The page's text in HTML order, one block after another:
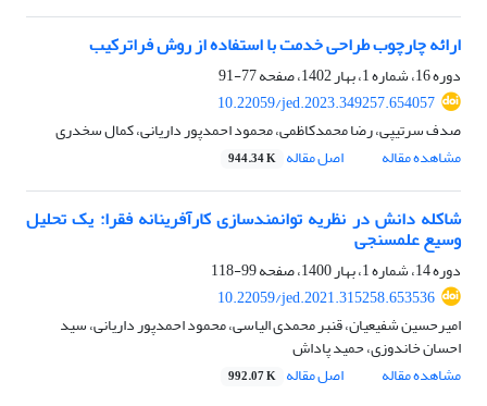
ارائه چارچوب طراحی خدمت با استفاده از روش فراترکیب
دوره 16، شماره 1، بهار 1402، صفحه
77-91
10.22059/jed.2023.349257.654057
صدف سرتیپی، رضا محمدکاظمی، محمود احمدپور داریانی، کمال سخدری
مشاهده مقاله
اصل مقاله 944.34 K
شاکله دانش در نظریه توانمندسازی کارآفرینانه فقرا: یک تحلیل
وسیع علم‏‏‏سنجی
دوره 14، شماره 1، بهار 1400، صفحه
99-118
10.22059/jed.2021.315258.653536
امیرحسین شفیعیان، قنبر محمدی الیاسی، محمود احمدپور داریانی، سید
احسان خاندوزی، حمید پاداش
مشاهده مقاله
اصل مقاله 992.07 K